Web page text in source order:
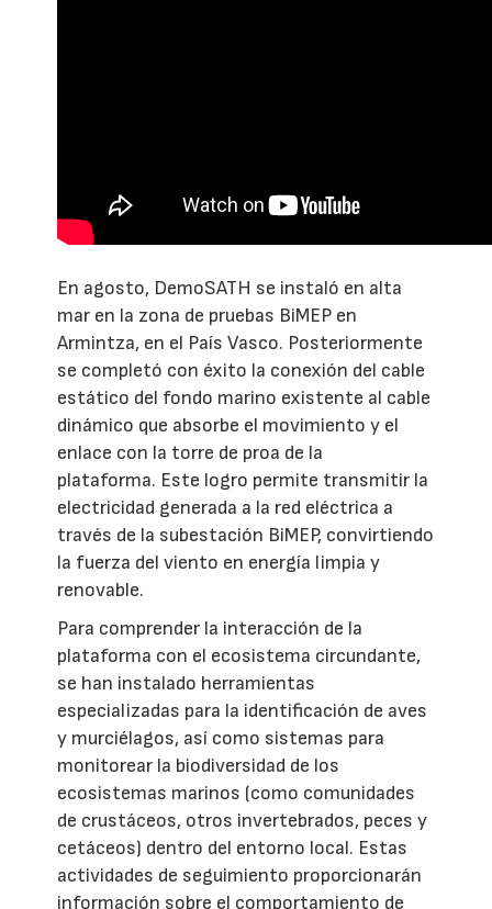
En agosto, DemoSATH se instaló en alta
mar en la zona de pruebas BiMEP en
Armintza, en el País Vasco. Posteriormente
se completó con éxito la conexión del cable
estático del fondo marino existente al cable
dinámico que absorbe el movimiento y el
enlace con la torre de proa de la
plataforma. Este logro permite transmitir la
electricidad generada a la red eléctrica a
través de la subestación BiMEP, convirtiendo
la fuerza del viento en energía limpia y
renovable.
Para comprender la interacción de la
plataforma con el ecosistema circundante,
se han instalado herramientas
especializadas para la identificación de aves
y murciélagos, así como sistemas para
monitorear la biodiversidad de los
ecosistemas marinos (como comunidades
de crustáceos, otros invertebrados, peces y
cetáceos) dentro del entorno local. Estas
actividades de seguimiento proporcionarán
información sobre el comportamiento de